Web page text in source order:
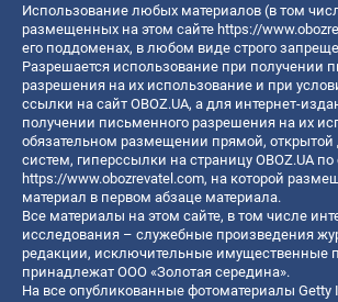
Использование любых материалов (в том
размещенных на этом сайте https://
его поддоменах, в любом виде строго
Разрешается использование при получении
разрешения на их использование и при
ссылки на сайт OBOZ.UA, а для интернет-
получении письменного разрешения на их
обязательном размещении прямой, открытой
систем, гиперссылки на страницу OBOZ.UA
https://www.obozrevatel.com, на которой
материал в первом абзаце материала.
Все материалы на этом сайте, в том числе
исследования – служебные произведения
редакции, исключительные имущественные
принадлежат ООО «Золотая середина».
На все опубликованные фотоматериалы Getty